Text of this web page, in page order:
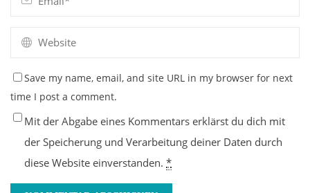
Save my name, email, and site URL in my browser for next
time I post a comment.
Mit der Abgabe eines Kommentars erklärst du dich mit
der Speicherung und Verarbeitung deiner Daten durch
diese Website einverstanden.*